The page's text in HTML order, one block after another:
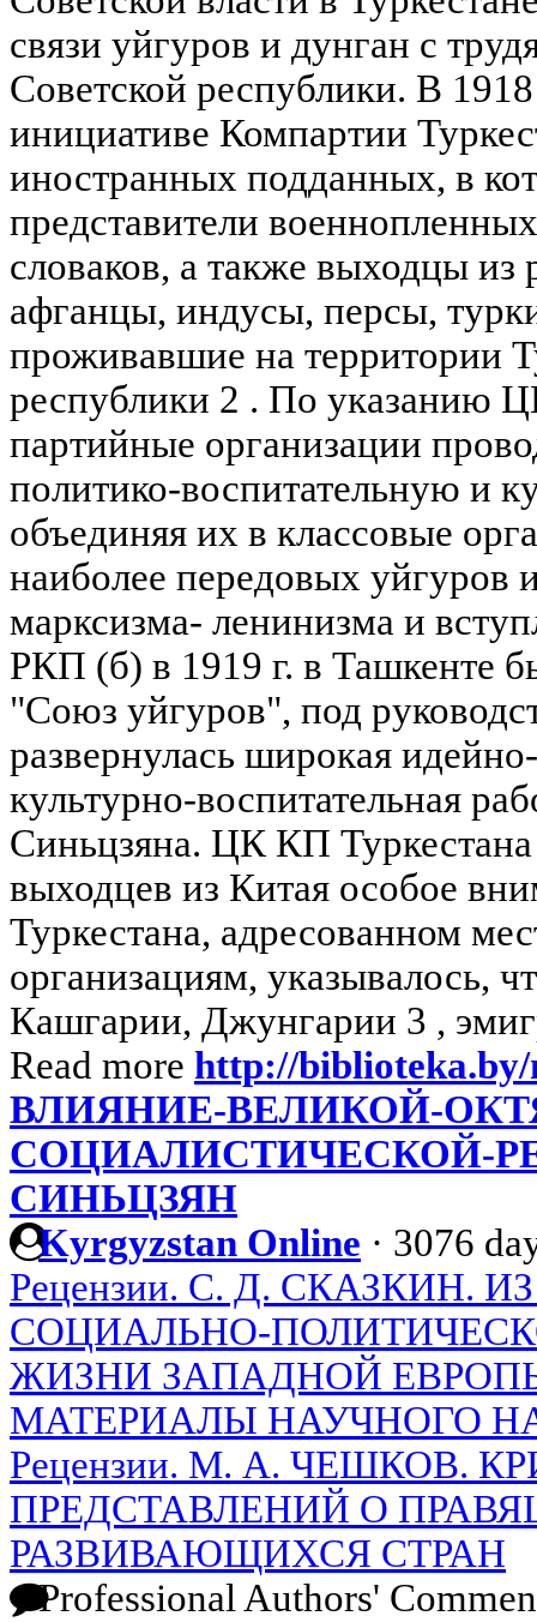
связи уйгуров и дунган с
Советской республики. В
инициативе Компартии
иностранных подданных, в
представители
словаков, а также выходцы из
афганцы, индусы, персы,
проживавшие на территории
республики 2 . По указанию
партийные организации
политико-воспитательную и
объединяя их в классовые
наиболее передовых уйгуров
марксизма- ленинизма и
РКП (б) в 1919 г. в Ташкенте
"Союз уйгуров", под
развернулась широкая
культурно-воспитательная
Синьцзяна. ЦК КП Туркестана
выходцев из Китая особое
Туркестана, адресованном
организациям, указывалось,
Кашгарии, Джунгарии 3 ,
Read more http://
ВЛИЯНИЕ-ВЕЛИКОЙ-
СОЦИАЛИСТИЧЕСКОЙ-
СИНЬЦЗЯН
Kyrgyzstan Online · 3076
Рецензии. С. Д. СКАЗКИН.
СОЦИАЛЬНО-
ЖИЗНИ ЗАПАДНОЙ
МАТЕРИАЛЫ НАУЧНОГО
Рецензии. М. А. ЧЕШКОВ.
ПРЕДСТАВЛЕНИЙ О
РАЗВИВАЮЩИХСЯ СТРАН
Professional Authors'